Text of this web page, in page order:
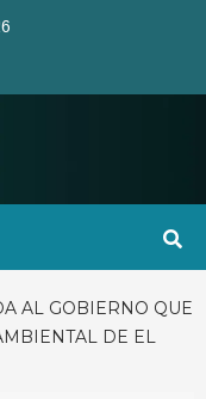
AL GOBIERNO QUE
DE EL